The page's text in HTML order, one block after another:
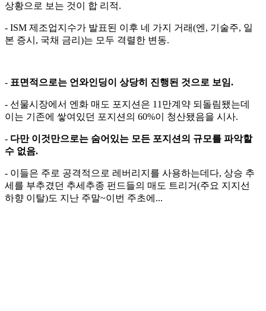
상황으로 보는 것이 합 리적.
- ISM 제조업지수가 발표된 이후 네 가지 거래(엔, 기술주, 일
본 증시, 국채 금리)는 모두 격렬한 변동.
- 표면적으로는 언와인딩이 상당히 진행된 것으로 보임.
- 선물시장에서 엔화 매도 포지션은 11만계약 되돌림됐는데
이는 기존에 쌓여있던 포지션의 60%이 청산됐음을 시사.
- 다만 이것만으로는 숨어있는 모든 포지션의 규모를 파악할
수 없음.
- 이들은 주로 공격적으로 레버리지를 사용하는데다, 상승 추
세를 부추겼던 추세추종 펀드들의 매도 트리거(주요 지지선
하향 이탈)도 지난 주말~이번 주초에...